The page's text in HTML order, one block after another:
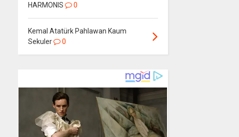
HARMONIS
0
Kemal Atatürk Pahlawan Kaum
Sekuler
0